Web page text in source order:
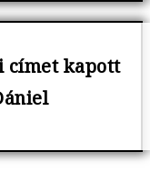
címet kapott